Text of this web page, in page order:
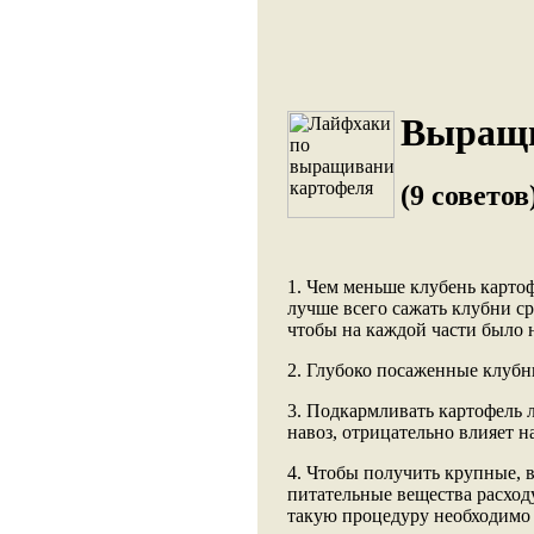
(9
1. Чем меньше клубень
лучше всего сажать клубни
чтобы на каждой части было
2. Глубоко посаженные
3. Подкармливать
навоз, отрицательно влияет
4. Чтобы получить крупные,
питательные вещества
такую процедуру необходимо